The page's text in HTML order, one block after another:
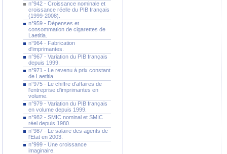
n°942 - Croissance nominale et
croissance réelle du PIB français
(1999-2008).
n°959 - Dépenses et
consommation de cigarettes de
Laetitia.
n°964 - Fabrication
d'imprimantes.
n°967 - Variation du PIB français
depuis 1999.
n°971 - Le revenu à prix constant
de Laetitia
n°975 - Le chiffre d'affaires de
l'entreprise d'imprimantes en
volume.
n°979 - Variation du PIB français
en volume depuis 1999.
n°982 - SMIC nominal et SMIC
réel depuis 1980.
n°987 - Le salaire des agents de
l'Etat en 2003.
n°999 - Une croissance
imaginaire.